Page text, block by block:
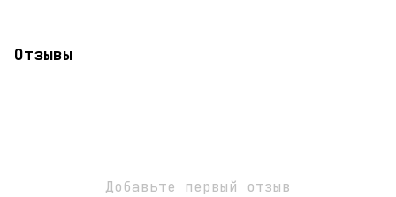
Отзывы
Добавьте первый отзыв